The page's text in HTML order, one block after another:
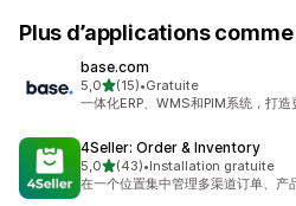
Plus d’applications
base.com
5,0étoile(s) sur 5
(15)
15 avis au total
•Gratuite
一体化ERP、WMS和PIM系统，打
4Seller: Order & Inventory
5,0étoile(s) sur 5
(43)
43 avis au total
•Installation gratuite
在一个位置集中管理多渠道订单、产